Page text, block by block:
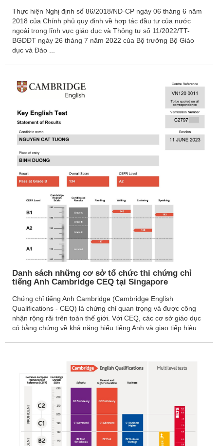
Thực hiện Nghị định số 86/2018/NĐ-CP ngày 06 tháng 6 năm
2018 của Chính phủ quy định về hợp tác đầu tư của nước
ngoài trong lĩnh vực giáo dục và Thông tư số 11/2022/TT-
BGDĐT ngày 26 tháng 7 năm 2022 của Bộ trưởng Bộ Giáo
dục và Đào ...
Danh sách những cơ sở tổ chức thi chứng chỉ
tiếng Anh Cambridge CEQ tại Singapore
Chứng chỉ tiếng Anh Cambridge (Cambridge English
Qualifications - CEQ) là chứng chỉ quan trọng và được công
nhận rộng rãi trên toàn thế giới. Với CEQ, các cơ sở giáo dục
có bằng chứng về khả năng hiểu tiếng Anh và giao tiếp hiệu ...
Luyện Thi O Level
Luyện Thi Hệ Trung Học
Secondary
Luyện Thi Hệ Tiểu Học
GIÁO DỤC SINGAPORE
Tin Tức Giáo Dục
Singapore
Chứng Chỉ Giáo Dục
Các Trường Tư Singapore
Các Trường Công Primary
Các Trường Công
Secondary
Các Trường Cao Đẳng
Các Trường Đại Học Công
Lập
DỊCH VỤ OSC
Chứng Minh Tài Chính Du
Học
Visa Thăm Thân
Visa Du Học
Đào Tạo Ngoại Ngữ
Hội Thảo Du Học
Tin Tức Du Học
Hỏi Đáp Du Học
Học Bổng Du Học